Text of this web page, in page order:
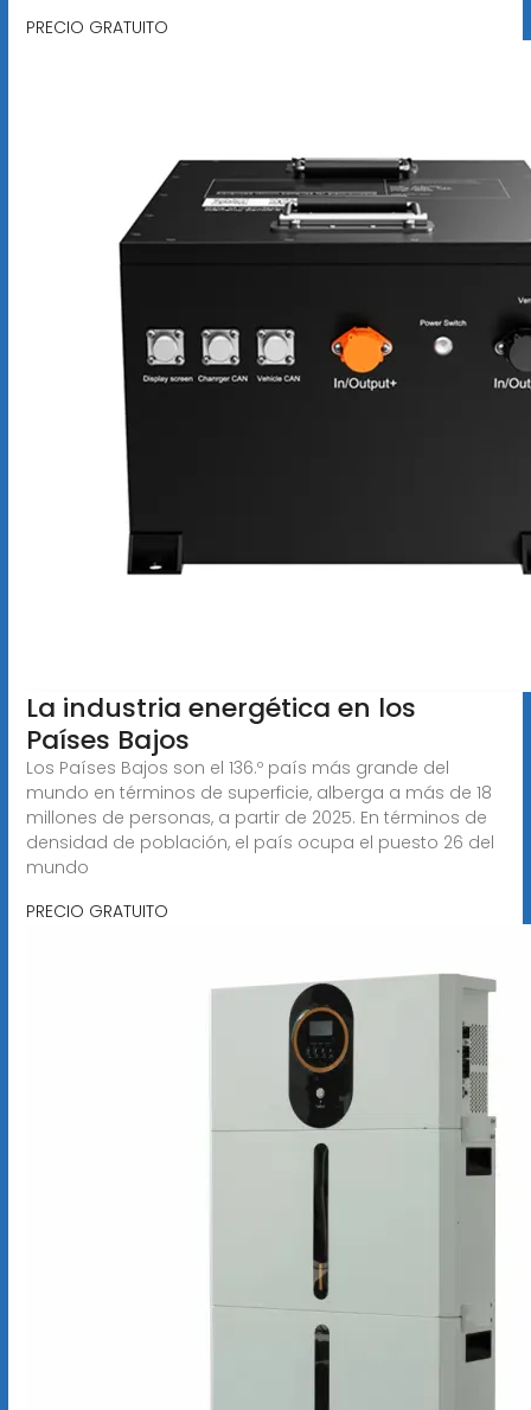
PRECIO GRATUITO
La industria energética en los
Países Bajos
Los Países Bajos son el 136.º país más grande del
mundo en términos de superficie, alberga a más de 18
millones de personas, a partir de 2025. En términos de
densidad de población, el país ocupa el puesto 26 del
mundo
PRECIO GRATUITO